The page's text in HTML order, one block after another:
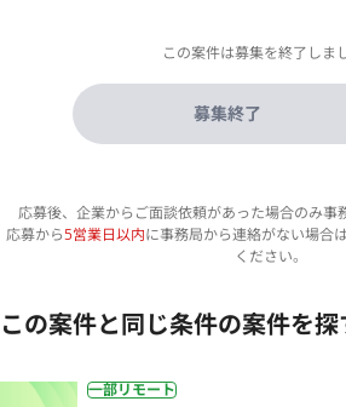
この案件は募集を終了しま
募集終了
応募後、企業からご面談依頼があった場合のみ事
応募から5営業日以内に事務局から連絡がない場合
ください。
この案件と同じ条件の案件を探
一部リモート